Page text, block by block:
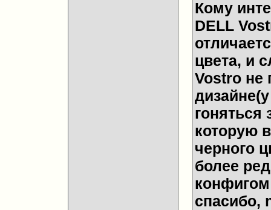
Кому
DELL
цвета, и
Vostro не
гоняться
которую
черного
более
спасибо,